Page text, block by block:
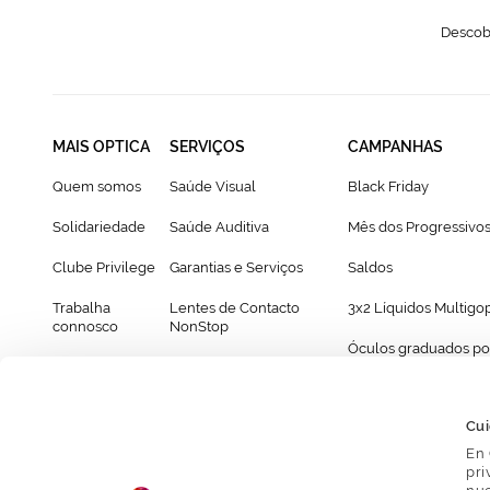
En
MAIS OPTICA
Quem somos
Solidariedade
Clube Privilege
Trabalha
connosco
SERVIÇOS
Saúde Visual
Saúde Auditiva
Garantias e Serviços
Lentes de Contacto
NonStop
CAMPANHAS
Black Friday
Mês dos Progressivos
Saldos
3x2 Líquidos
Óculos graduados